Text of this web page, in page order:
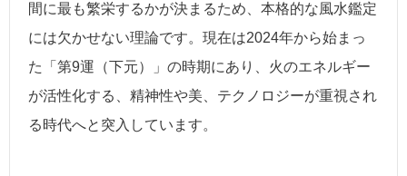
間に最も繁栄するかが決まるため、本格的な風水鑑定
には欠かせない理論です。現在は2024年から始まっ
た「第9運（下元）」の時期にあり、火のエネルギー
が活性化する、精神性や美、テクノロジーが重視され
る時代へと突入しています。